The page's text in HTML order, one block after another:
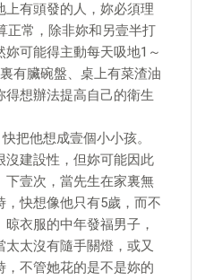
有頭發的人，妳必須理
正常，除非妳和另壹半打
可能得主動每天吸地1～
有臟碗盤、桌上有菜渣油
想辦法提高自己的衛生
他想成壹個小小孩。
建設性，但妳可能因此
下壹次，當先生在家裏無
快想像他只有5歲，而不
衣服的中年發福男子，
太沒有隨手關燈，或又
，不管她花的是不是妳的